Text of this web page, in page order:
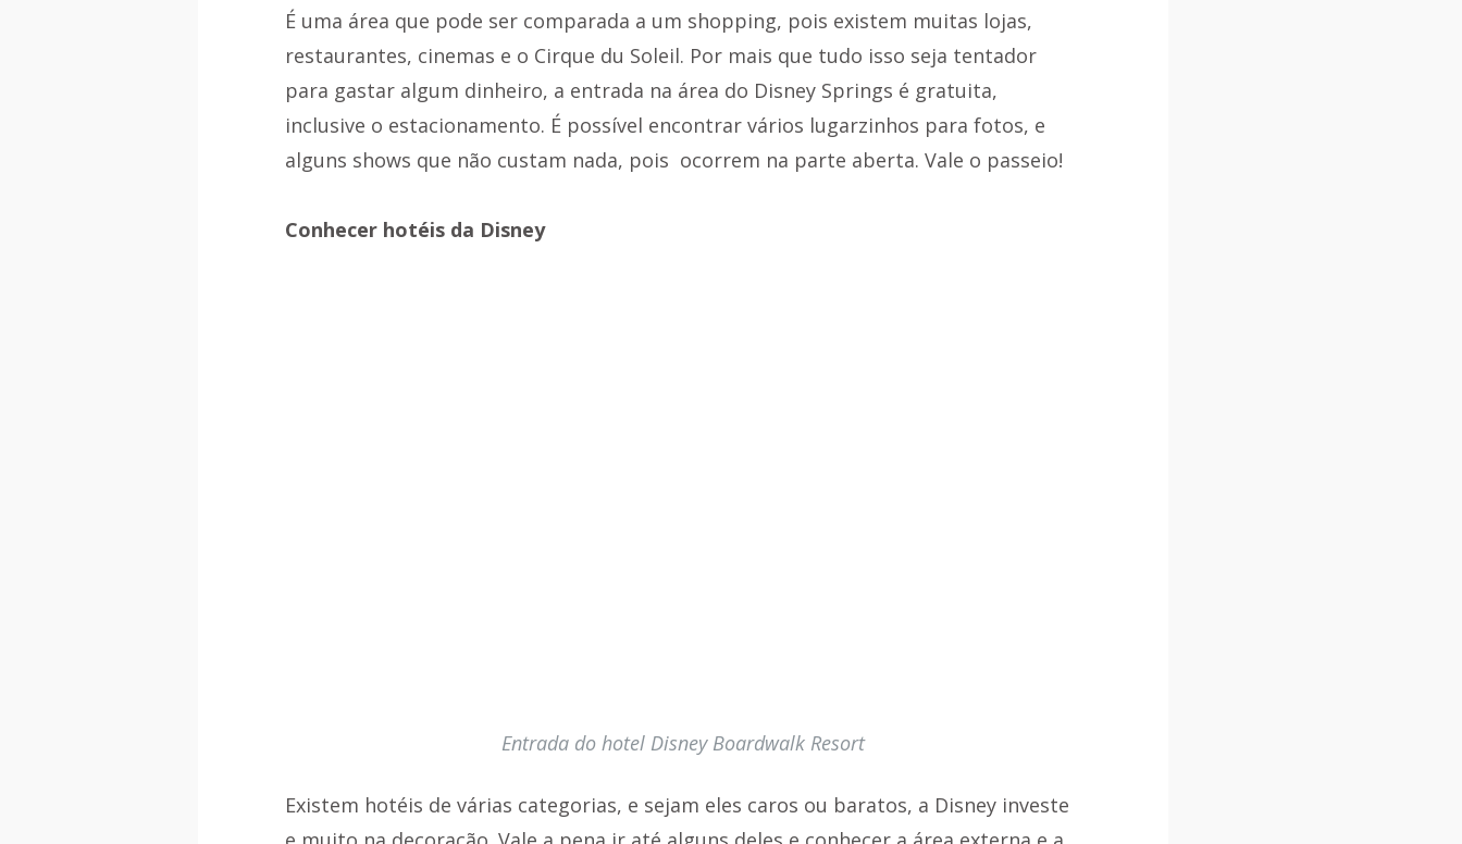
É uma área que pode ser comparada a um shopping, pois existem muitas lojas,
restaurantes, cinemas e o Cirque du Soleil. Por mais que tudo isso seja tentador
para gastar algum dinheiro, a entrada na área do Disney Springs é gratuita,
inclusive o estacionamento. É possível encontrar vários lugarzinhos para fotos, e
alguns shows que não custam nada, pois  ocorrem na parte aberta. Vale o passeio!
Conhecer hotéis da Disney
Entrada do hotel Disney Boardwalk Resort
Existem hotéis de várias categorias, e sejam eles caros ou baratos, a Disney investe